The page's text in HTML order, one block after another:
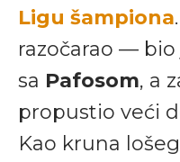
Ligu šampiona
razočarao —
sa Pafosom, a
propustio veći
Kao kruna